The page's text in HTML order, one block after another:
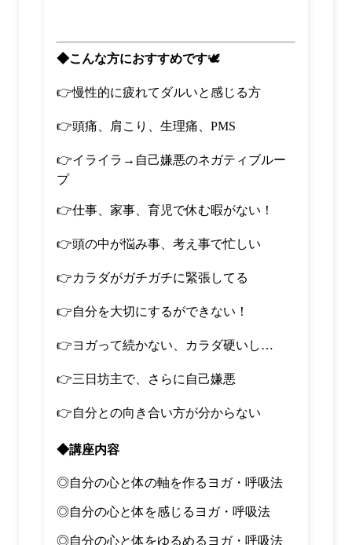
◆こんな方におすすめです🕊
👉慢性的に疲れてダルいと感じる方
👉頭痛、肩こり、生理痛、 PMS
👉イライラ → 自己嫌悪のネガティブルー
プ
👉仕事、家事、育児で休む暇がない！
👉頭の中が悩み事、考え事で忙しい
👉カラダがガチガチに緊張してる
👉自分を大切にするができない！
👉ヨガって続かない、カラダ硬いし…
👉三日坊主で、さらに自己嫌悪
👉自分との向き合い方が分からない
◆講座内容
◎自分の心と体の軸を作るヨガ・呼吸法
◎自分の心と体を感じるヨガ・呼吸法
◎自分の心と体をゆるめるヨガ・呼吸法